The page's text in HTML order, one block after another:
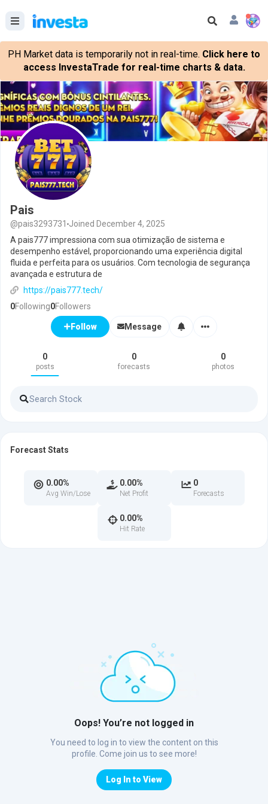
PH Market data is temporarily not in real-time. Click here to
access InvestaTrade for real-time charts & data.
Pais
@pais3293731 Joined December 4, 2025
A pais777 impressiona com sua otimização de sistema e
desempenho estável, proporcionando uma experiência digital
fluida e perfeita para os usuários. Com tecnologia de segurança
avançada e estrutura de
https://pais777.tech/
0Following0Followers
Follow Message
0
posts
0
forecasts
0
photos
Oops! You’re not logged in
You need to log in to view the content on this
profile. Come join us to see more!
Log In to View
Forecast Stats
0.00%
Avg Win/Lose
0.00%
Net Profit
0
Forecasts
0.00%
Hit Rate